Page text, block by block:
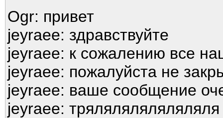
Ogr: привет
jeyraee: здравствуйте
jeyraee: к сожалению все
jeyraee: пожалуйста не
jeyraee: ваше сообщение
jeyraee: тряляляляляляляля